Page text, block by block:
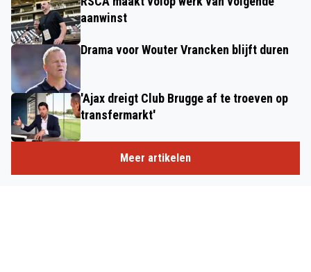
aanwinst
Drama voor Wouter Vrancken blijft duren
'Ajax dreigt Club Brugge af te troeven op
transfermarkt'
Meer artikelen